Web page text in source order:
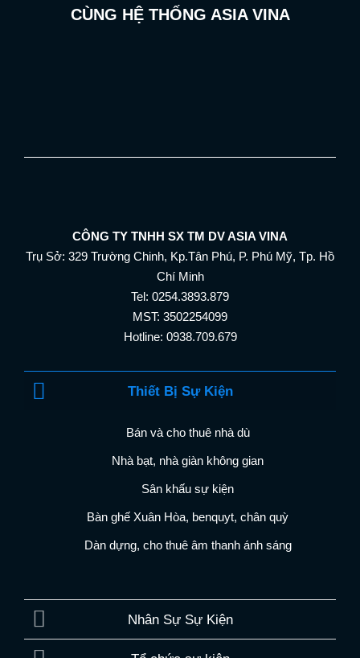
CÙNG HỆ THỐNG ASIA VINA
CÔNG TY TNHH SX TM DV ASIA VINA
Trụ Sở: 329 Trường Chinh, Kp.Tân Phú, P. Phú Mỹ, Tp. Hồ
Chí Minh
Tel: 0254.3893.879
MST: 3502254099
Hotline: 0938.709.679
Thiết Bị Sự Kiện
Bán và cho thuê nhà dù
Nhà bạt, nhà giàn không gian
Sân khấu sự kiện
Bàn ghế Xuân Hòa, benquyt, chân quỳ
Dàn dựng, cho thuê âm thanh ánh sáng
Nhân Sự Sự Kiện